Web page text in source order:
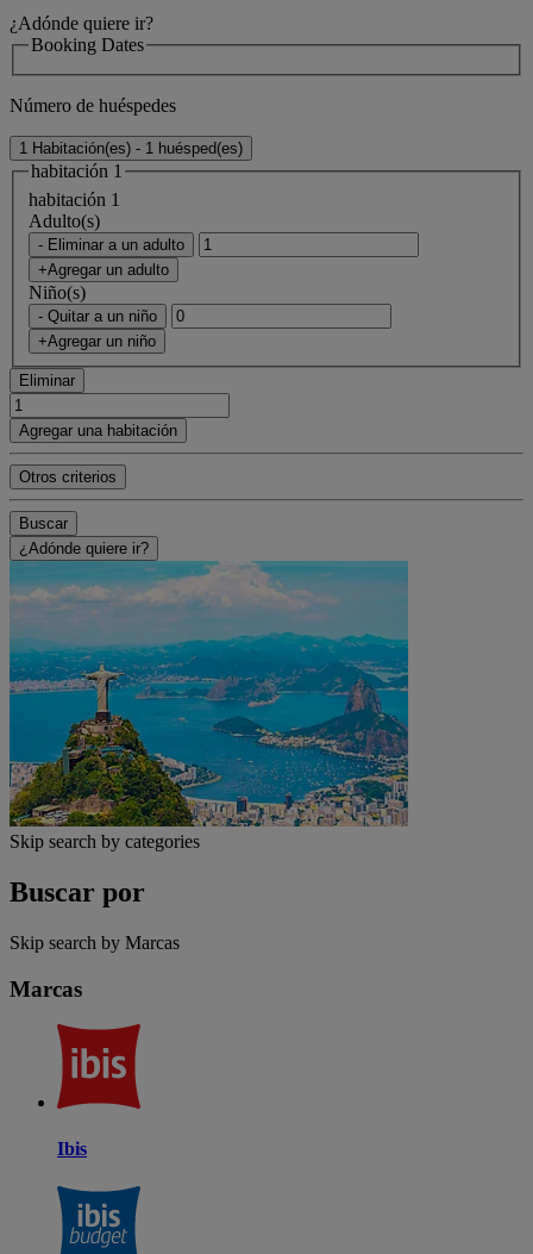
¿Adónde quiere ir?
Booking Dates
Número de huéspedes
1 Habitación(es) - 1 huésped(es)
habitación 1
habitación 1
Adulto(s)
- Eliminar a un adulto
+Agregar un adulto
Niño(s)
- Quitar a un niño
+Agregar un niño
Eliminar
Agregar una habitación
Otros criterios
Buscar
¿Adónde quiere ir?
Skip search by categories
Buscar por
Skip search by Marcas
Marcas
Ibis